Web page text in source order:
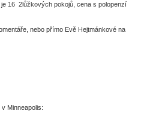
16 2lůžkových pokojů, cena s polopenzí
nebo přímo Evě Hejtmánkové na
Minneapolis: